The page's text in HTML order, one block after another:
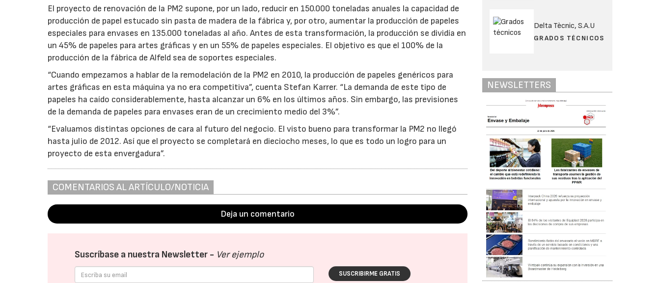
El proyecto de renovación de la PM2 supone, por un lado, reducir en 150.000 toneladas anuales la capacidad de
producción de papel estucado sin pasta de madera de la fábrica y, por otro, aumentar la producción de papeles
especiales para envases en 135.000 toneladas al año. Antes de esta transformación, la producción se dividía en
un 45% de papeles para artes gráficas y en un 55% de papeles especiales. El objetivo es que el 100% de la
producción de la fábrica de Alfeld sea de soportes especiales.
“Cuando empezamos a hablar de la remodelación de la PM2 en 2010, la producción de papeles genéricos para
artes gráficas en esta máquina ya no era competitiva”, cuenta Stefan Karrer. “La demanda de este tipo de
papeles ha caído considerablemente, hasta alcanzar un 6% en los últimos años. Sin embargo, las previsiones
de la demanda de papeles para envases eran de un crecimiento medio del 3%”.
“Evaluamos distintas opciones de cara al futuro del negocio. El visto bueno para transformar la PM2 no llegó
hasta julio de 2012. Así que el proyecto se completará en dieciocho meses, lo que es todo un logro para un
proyecto de esta envergadura”.
COMENTARIOS AL ARTÍCULO/NOTICIA
Deja un comentario
Suscríbase a nuestra Newsletter - Ver ejemplo
SUSCRIBIRME GRATIS
Delta Tècnic, S.A.U
GRADOS TÉCNICOS
NEWSLETTERS